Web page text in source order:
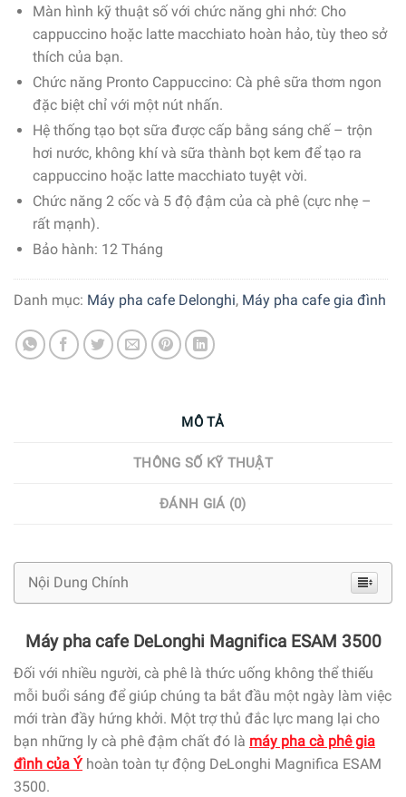
Màn hình kỹ thuật số với chức năng ghi nhớ: Cho
cappuccino hoặc latte macchiato hoàn hảo, tùy theo sở
thích của bạn.
Chức năng Pronto Cappuccino: Cà phê sữa thơm ngon
đặc biệt chỉ với một nút nhấn.
Hệ thống tạo bọt sữa được cấp bằng sáng chế – trộn
hơi nước, không khí và sữa thành bọt kem để tạo ra
cappuccino hoặc latte macchiato tuyệt vời.
Chức năng 2 cốc và 5 độ đậm của cà phê (cực nhẹ –
rất mạnh).
Bảo hành: 12 Tháng
Danh mục: Máy pha cafe Delonghi, Máy pha cafe gia đình
MÔ TẢ
THÔNG SỐ KỸ THUẬT
ĐÁNH GIÁ (0)
Nội Dung Chính
Máy pha cafe DeLonghi Magnifica ESAM 3500
Đối với nhiều người, cà phê là thức uống không thể thiếu
mỗi buổi sáng để giúp chúng ta bắt đầu một ngày làm việc
mới tràn đầy hứng khởi. Một trợ thủ đắc lực mang lại cho
bạn những ly cà phê đậm chất đó là máy pha cà phê gia
đình của Ý hoàn toàn tự động DeLonghi Magnifica ESAM
3500.